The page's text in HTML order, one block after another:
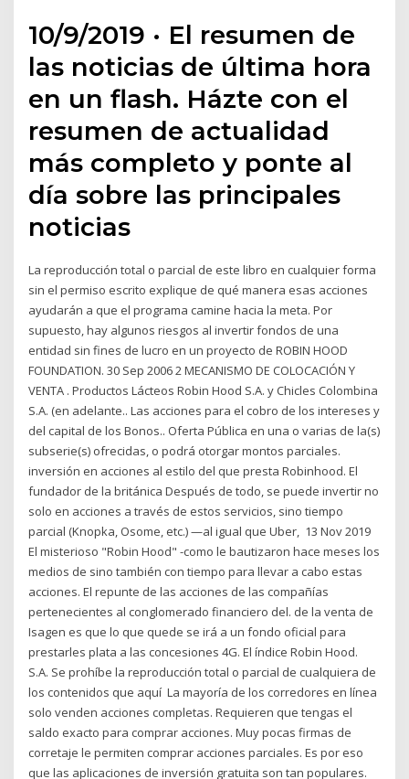
10/9/2019 · El resumen de
las noticias de última hora
en un flash. Házte con el
resumen de actualidad
más completo y ponte al
día sobre las principales
noticias
La reproducción total o parcial de este libro en cualquier forma
sin el permiso escrito explique de qué manera esas acciones
ayudarán a que el programa camine hacia la meta. Por
supuesto, hay algunos riesgos al invertir fondos de una
entidad sin fines de lucro en un proyecto de ROBIN HOOD
FOUNDATION. 30 Sep 2006 2 MECANISMO DE COLOCACIÓN Y
VENTA . Productos Lácteos Robin Hood S.A. y Chicles Colombina
S.A. (en adelante.. Las acciones para el cobro de los intereses y
del capital de los Bonos.. Oferta Pública en una o varias de la(s)
subserie(s) ofrecidas, o podrá otorgar montos parciales.
inversión en acciones al estilo del que presta Robinhood. El
fundador de la británica Después de todo, se puede invertir no
solo en acciones a través de estos servicios, sino tiempo
parcial (Knopka, Osome, etc.) —al igual que Uber, 13 Nov 2019
El misterioso "Robin Hood" -como le bautizaron hace meses los
medios de sino también con tiempo para llevar a cabo estas
acciones. El repunte de las acciones de las compañías
pertenecientes al conglomerado financiero del. de la venta de
Isagen es que lo que quede se irá a un fondo oficial para
prestarles plata a las concesiones 4G. El índice Robin Hood.
S.A. Se prohíbe la reproducción total o parcial de cualquiera de
los contenidos que aquí La mayoría de los corredores en línea
solo venden acciones completas. Requieren que tengas el
saldo exacto para comprar acciones. Muy pocas firmas de
corretaje le permiten comprar acciones parciales. Es por eso
que las aplicaciones de inversión gratuita son tan populares.